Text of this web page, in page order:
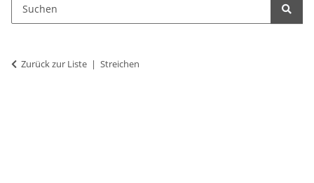
Zurück zur Liste Streichen